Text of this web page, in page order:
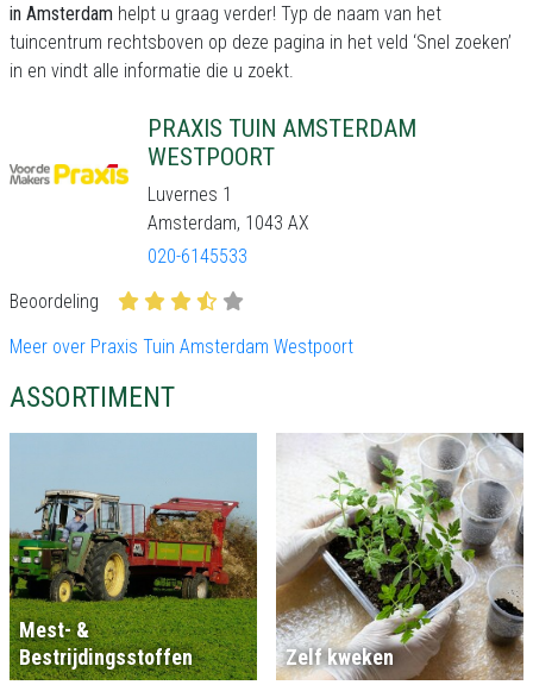
in Amsterdam helpt u graag verder! Typ de naam van het
tuincentrum rechtsboven op deze pagina in het veld ‘Snel zoeken’
in en vindt alle informatie die u zoekt.
PRAXIS TUIN AMSTERDAM
WESTPOORT
Luvernes 1
Amsterdam, 1043 AX
020-6145533
Beoordeling
Meer over Praxis Tuin Amsterdam Westpoort
ASSORTIMENT
Mest- &
Bestrijdingsstoffen
Zelf kweken